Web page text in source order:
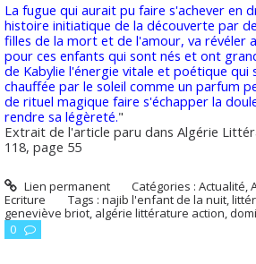
La fugue qui aurait pu faire s'achever en
histoire initiatique de la découverte par
filles de la mort et de l'amour, va révéler
pour ces enfants qui sont nés et ont
de Kabylie l'énergie vitale et poétique qui
chauffée par le soleil comme un parfum
de rituel magique faire s'échapper la
rendre sa légèreté."
Extrait de l'article paru dans Algérie
118, page 55
Lien permanent Catégories :Actualité ,
Ecriture
Tags : najib l'enfant de la nuit,
geneviève briot algérie littérature action
0